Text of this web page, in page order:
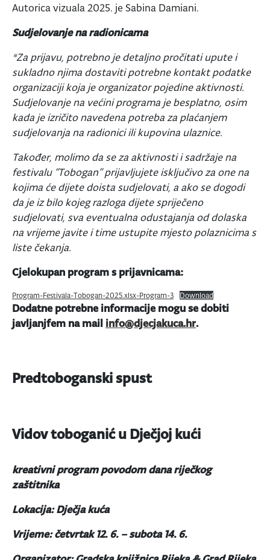
Autorica vizuala 2025. je Sabina Damiani.
Sudjelovanje na radionicama
*Za prijavu, potrebno je detaljno pročitati upute i
sukladno njima dostaviti potrebne kontakt podatke
organizaciji koja je organizator pojedine aktivnosti.
Sudjelovanje na većini programa je besplatno, osim
kada je izričito navedena potreba za plaćanjem
sudjelovanja na radionici ili kupovina ulaznice.
Također, molimo da se za aktivnosti i sadržaje na
festivalu “Tobogan” prijavljujete isključivo za one na
kojima će dijete doista sudjelovati, a ako se dogodi
da je iz bilo kojeg razloga dijete spriječeno
sudjelovati, sva eventualna odustajanja od dolaska
na vrijeme javite i time ustupite mjesto polaznicima s
liste čekanja.
Cjelokupan program s prijavnicama:
Program-Festivala-Tobogan-2025.xlsx-Program-3 Download
Dodatne potrebne informacije mogu se dobiti
javljanjfem na mail info@djecjakuca.hr.
Predtoboganski spust
Vidov toboganić u Dječjoj kući
kreativni program povodom dana riječkog
zaštitnika
Lokacija: Dječja kuća
Vrijeme: četvrtak 12. 6. – subota 14. 6.